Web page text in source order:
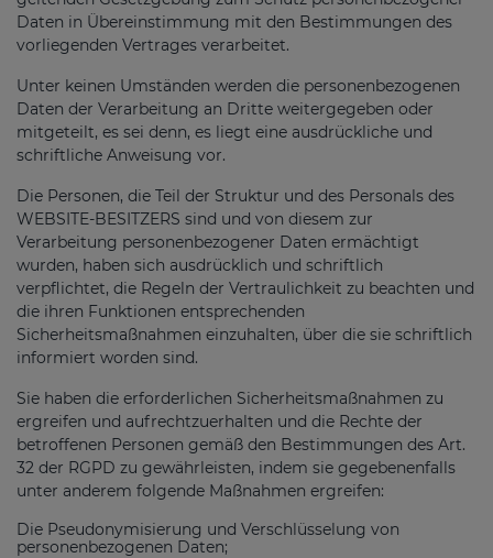
Daten in Übereinstimmung mit den Bestimmungen des
vorliegenden Vertrages verarbeitet.
Unter keinen Umständen werden die personenbezogenen
Daten der Verarbeitung an Dritte weitergegeben oder
mitgeteilt, es sei denn, es liegt eine ausdrückliche und
schriftliche Anweisung vor.
Die Personen, die Teil der Struktur und des Personals des
WEBSITE-BESITZERS sind und von diesem zur
Verarbeitung personenbezogener Daten ermächtigt
wurden, haben sich ausdrücklich und schriftlich
verpflichtet, die Regeln der Vertraulichkeit zu beachten und
die ihren Funktionen entsprechenden
Sicherheitsmaßnahmen einzuhalten, über die sie schriftlich
informiert worden sind.
Sie haben die erforderlichen Sicherheitsmaßnahmen zu
ergreifen und aufrechtzuerhalten und die Rechte der
betroffenen Personen gemäß den Bestimmungen des Art.
32 der RGPD zu gewährleisten, indem sie gegebenenfalls
unter anderem folgende Maßnahmen ergreifen:
Die Pseudonymisierung und Verschlüsselung von
personenbezogenen Daten;